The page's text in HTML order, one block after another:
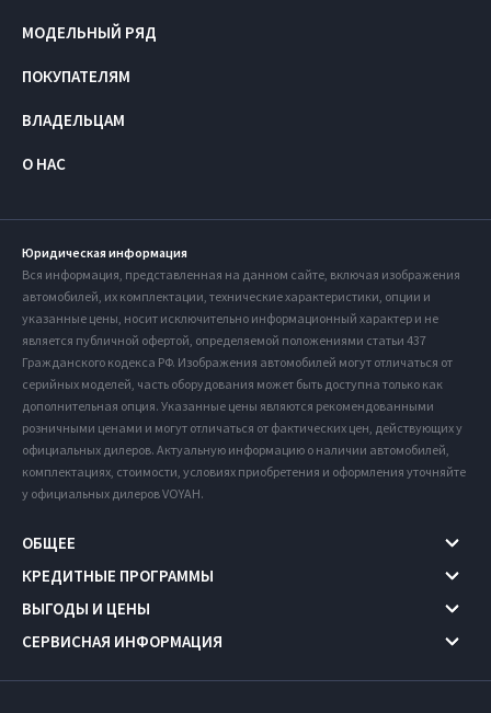
МОДЕЛЬНЫЙ РЯД
ПОКУПАТЕЛЯМ
ВЛАДЕЛЬЦАМ
О НАС
Юридическая информация
Вся информация, представленная на данном сайте, включая изображения
автомобилей, их комплектации, технические характеристики, опции и
указанные цены, носит исключительно информационный характер и не
является публичной офертой, определяемой положениями статьи 437
Гражданского кодекса РФ. Изображения автомобилей могут отличаться от
серийных моделей, часть оборудования может быть доступна только как
дополнительная опция. Указанные цены являются рекомендованными
розничными ценами и могут отличаться от фактических цен, действующих у
официальных дилеров. Актуальную информацию о наличии автомобилей,
комплектациях, стоимости, условиях приобретения и оформления уточняйте
у официальных дилеров VOYAH.
ОБЩЕЕ
КРЕДИТНЫЕ ПРОГРАММЫ
ВЫГОДЫ И ЦЕНЫ
СЕРВИСНАЯ ИНФОРМАЦИЯ